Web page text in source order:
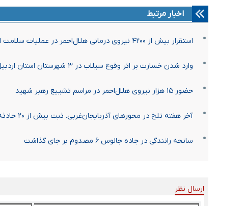
اخبار مرتبط
استقرار بیش از ۴۲۰۰ نیروی درمانی هلال‌احمر در عملیات سلامت اربعین
وارد شدن خسارت بر اثر وقوع سیلاب در ۳ شهرستان استان اردبیل
حضور ۱۵ هزار نیروی هلال‌احمر در مراسم تشییع رهبر شهید
آخر هفته تلخ در محورهای آذربایجان‌غربی. ثبت بیش از ۲۰ حادثه رانندگی/ ۸۳ نفر مصدوم و ۳ نفر فوت شدند
سانحه رانندگی در جاده چالوس ۶ مصدوم بر جای گذاشت
ارسال نظر